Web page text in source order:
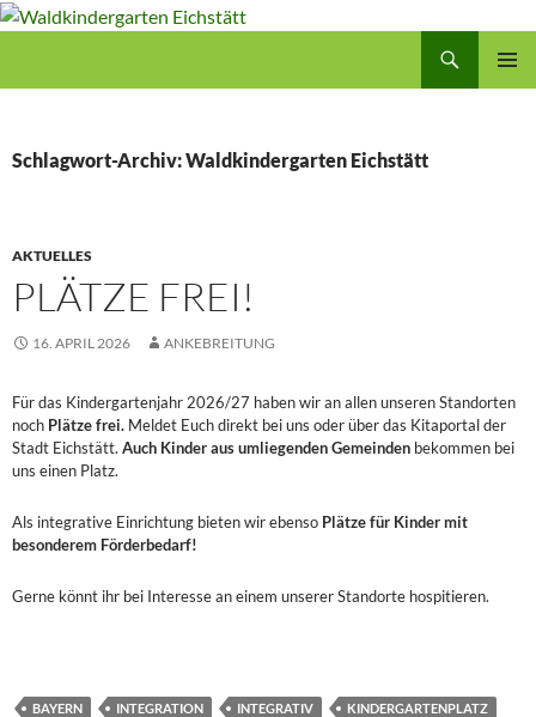
Zum
Schlagwort-Archiv: Waldkindergarten Eichstätt
AKTUELLES
PLÄTZE FREI!
16. APRIL 2026 ANKEBREITUNG
Für das Kindergartenjahr 2026/27 haben wir an allen unseren Standorten
noch Plätze frei. Meldet Euch direkt bei uns oder über das Kitaportal der
Stadt Eichstätt. Auch Kinder aus umliegenden Gemeinden bekommen bei
uns einen Platz.
Als integrative Einrichtung bieten wir ebenso Plätze für Kinder mit
besonderem Förderbedarf!
Gerne könnt ihr bei Interesse an einem unserer Standorte hospitieren.
BAYERN INTEGRATION INTEGRATIV
KINDERGARTENPLATZ